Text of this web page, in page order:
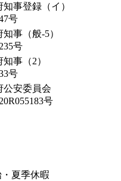
知事登録（イ）
号
事（般-5）
号
事（2）
号
公安委員会
号
夏季休暇